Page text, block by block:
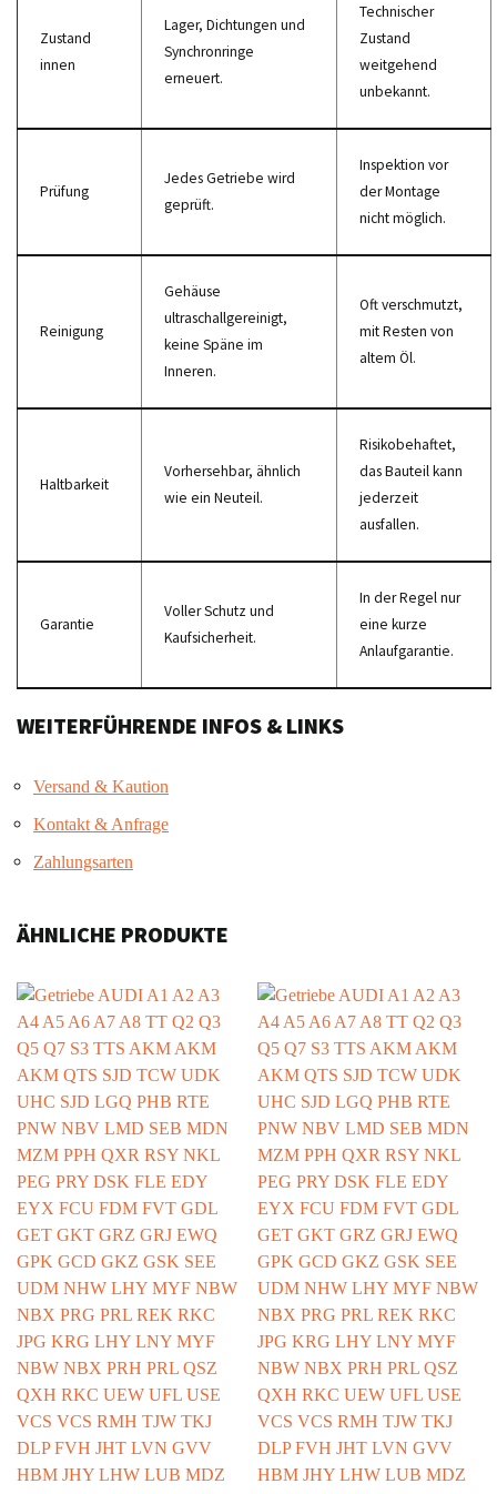
Zustand
innen
Lager, Dichtungen und
Synchronringe
erneuert.
Technischer
Zustand
weitgehend
unbekannt.
Prüfung
Jedes Getriebe wird
geprüft.
Inspektion vor
der Montage
nicht möglich.
Reinigung
Gehäuse
ultraschallgereinigt,
keine Späne im
Inneren.
Oft verschmutzt,
mit Resten von
altem Öl.
Haltbarkeit
Vorhersehbar, ähnlich
wie ein Neuteil.
Risikobehaftet,
das Bauteil kann
jederzeit
ausfallen.
Garantie
Voller Schutz und
Kaufsicherheit.
In der Regel nur
eine kurze
Anlaufgarantie.
WEITERFÜHRENDE INFOS & LINKS
Versand & Kaution
Kontakt & Anfrage
Zahlungsarten
ÄHNLICHE PRODUKTE